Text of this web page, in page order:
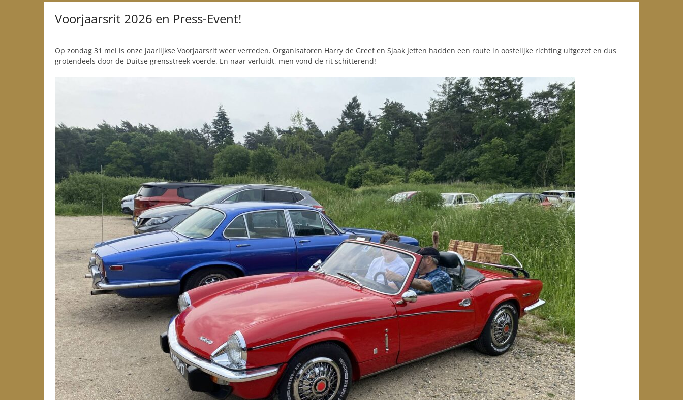
Voorjaarsrit 2026 en Press-Event!
Op zondag 31 mei is onze jaarlijkse Voorjaarsrit weer verreden. Organisatoren Harry de Greef en Sjaak Jetten hadden een route in oostelijke richting uitgezet en dus
grotendeels door de Duitse grensstreek voerde. En naar verluidt, men vond de rit schitterend!